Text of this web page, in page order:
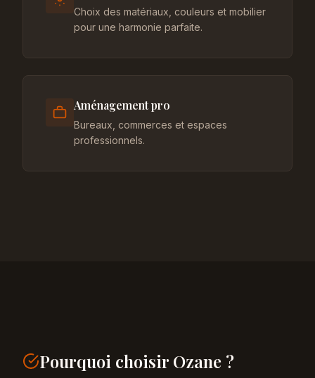
Choix des matériaux, couleurs et mobilier
pour une harmonie parfaite.
Aménagement pro
Bureaux, commerces et espaces
professionnels.
Pourquoi choisir Ozane ?